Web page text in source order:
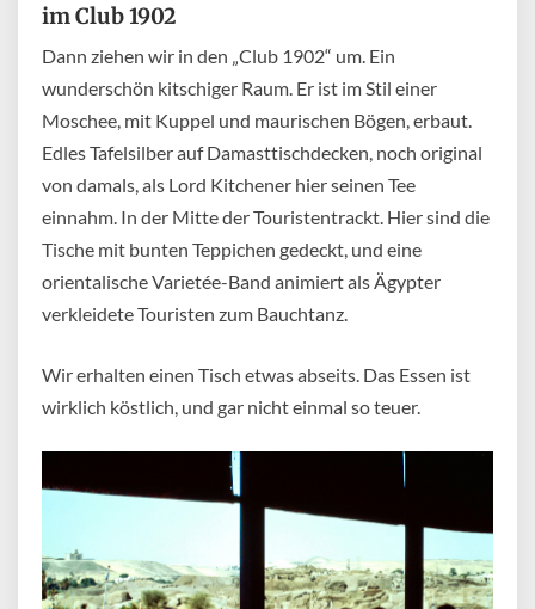
im Club 1902
Dann ziehen wir in den „Club 1902“ um. Ein
wunderschön kitschiger Raum. Er ist im Stil einer
Moschee, mit Kuppel und maurischen Bögen, erbaut.
Edles Tafelsilber auf Damasttischdecken, noch original
von damals, als Lord Kitchener hier seinen Tee
einnahm. In der Mitte der Touristentrackt. Hier sind die
Tische mit bunten Teppichen gedeckt, und eine
orientalische Varietée-Band animiert als Ägypter
verkleidete Touristen zum Bauchtanz.
Wir erhalten einen Tisch etwas abseits. Das Essen ist
wirklich köstlich, und gar nicht einmal so teuer.